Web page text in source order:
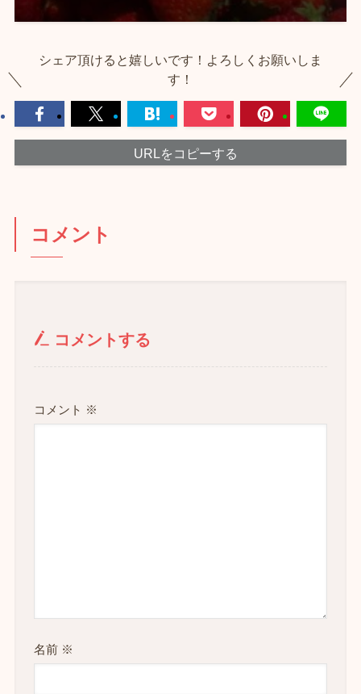
シェア頂けると嬉しいです！よろしくお願いしま
す！
URLをコピーする
コメント
コメントする
コメント ※
名前 ※